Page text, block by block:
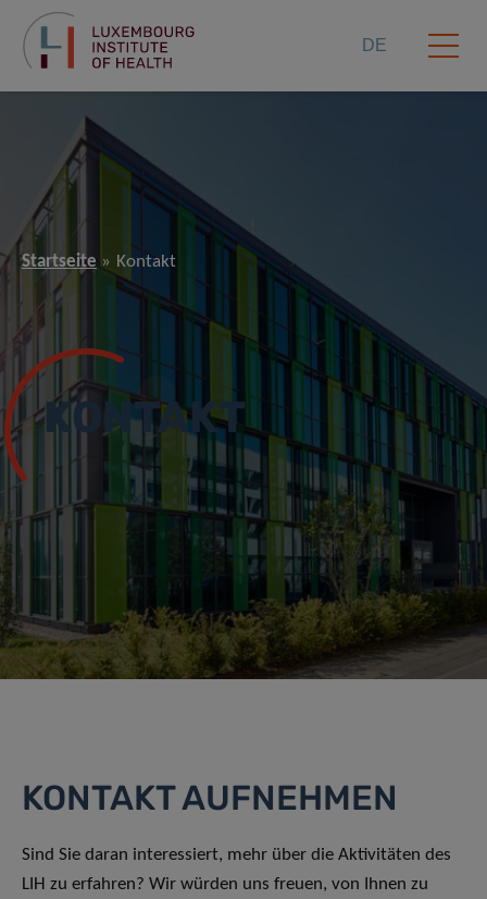
DE
Startseite Kontakt
KONTAKT
KONTAKT AUFNEHMEN
Sind Sie daran interessiert, mehr über die Aktivitäten des
LIH zu erfahren? Wir würden uns freuen, von Ihnen zu